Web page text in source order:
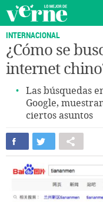
INTERNACIONAL
¿Cómo se
internet
Las búsquedas
Google,
ciertos asuntos